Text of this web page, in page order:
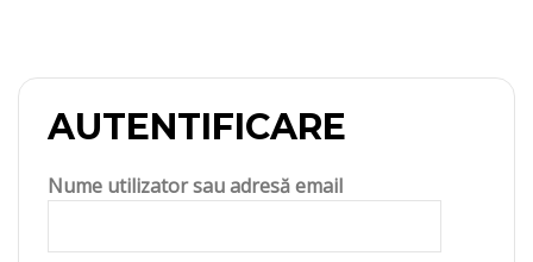
AUTENTIFICARE
Nume utilizator sau adresă email